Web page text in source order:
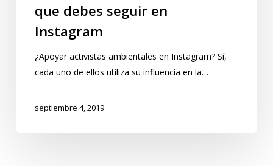
que debes seguir en
Instagram
¿Apoyar activistas ambientales en Instagram? Sí,
cada uno de ellos utiliza su influencia en la…
septiembre 4, 2019